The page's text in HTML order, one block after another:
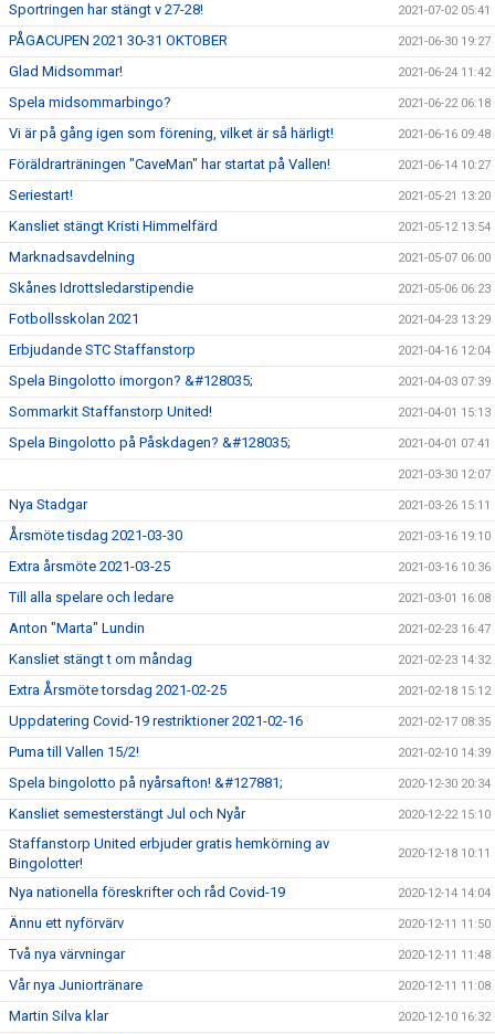
Sportringen har stängt v 27-28! 2021-07-02 05:41
PÅGACUPEN 2021 30-31 OKTOBER 2021-06-30 19:27
Glad Midsommar! 2021-06-24 11:42
Spela midsommarbingo? 2021-06-22 06:18
Vi är på gång igen som förening, vilket är så härligt! 2021-06-16 09:48
Föräldrarträningen "CaveMan" har startat på Vallen! 2021-06-14 10:27
Seriestart! 2021-05-21 13:20
Kansliet stängt Kristi Himmelfärd 2021-05-12 13:54
Marknadsavdelning 2021-05-07 06:00
Skånes Idrottsledarstipendie 2021-05-06 06:23
Fotbollsskolan 2021 2021-04-23 13:29
Erbjudande STC Staffanstorp 2021-04-16 12:04
Spela Bingolotto imorgon? &#128035; 2021-04-03 07:39
Sommarkit Staffanstorp United! 2021-04-01 15:13
Spela Bingolotto på Påskdagen? &#128035; 2021-04-01 07:41
2021-03-30 12:07
Nya Stadgar 2021-03-26 15:11
Årsmöte tisdag 2021-03-30 2021-03-16 19:10
Extra årsmöte 2021-03-25 2021-03-16 10:36
Till alla spelare och ledare 2021-03-01 16:08
Anton "Marta" Lundin 2021-02-23 16:47
Kansliet stängt t om måndag 2021-02-23 14:32
Extra Årsmöte torsdag 2021-02-25 2021-02-18 15:12
Uppdatering Covid-19 restriktioner 2021-02-16 2021-02-17 08:35
Puma till Vallen 15/2! 2021-02-10 14:39
Spela bingolotto på nyårsafton! &#127881; 2020-12-30 20:34
Kansliet semesterstängt Jul och Nyår 2020-12-22 15:10
Staffanstorp United erbjuder gratis hemkörning av
Bingolotter!
2020-12-18 10:11
Nya nationella föreskrifter och råd Covid-19 2020-12-14 14:04
Ännu ett nyförvärv 2020-12-11 11:50
Två nya värvningar 2020-12-11 11:48
Vår nya Juniortränare 2020-12-11 11:08
Martin Silva klar 2020-12-10 16:32